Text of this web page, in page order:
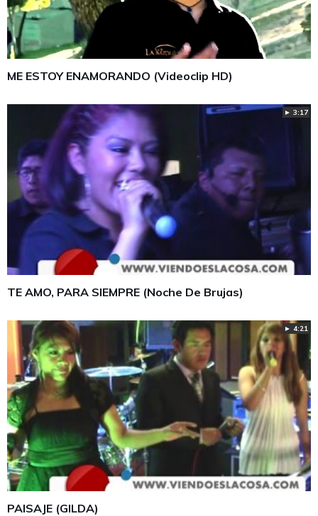
ME ESTOY ENAMORANDO (Videoclip HD)
► 3:17
TE AMO, PARA SIEMPRE (Noche De Brujas)
► 4:21
PAISAJE (GILDA)